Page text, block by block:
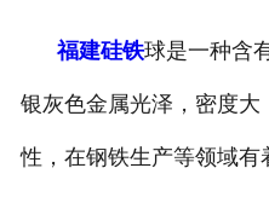
福建硅铁球是一种含
银灰色金属光泽，密度
性，在钢铁生产等领域有